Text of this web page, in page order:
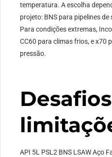
temperatura. A escolha
projeto: BNS para pipelines
Para condições extremas,
CC60 para climas frios, e x70
pressão.
API 5L PSL2 BNS LSAW Aço